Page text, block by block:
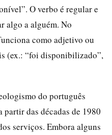
O verbo é regular e
algo a alguém. No
como adjetivo ou
(ex.: “foi disponibilizado”,
do português
das décadas de 1980
serviços. Embora alguns